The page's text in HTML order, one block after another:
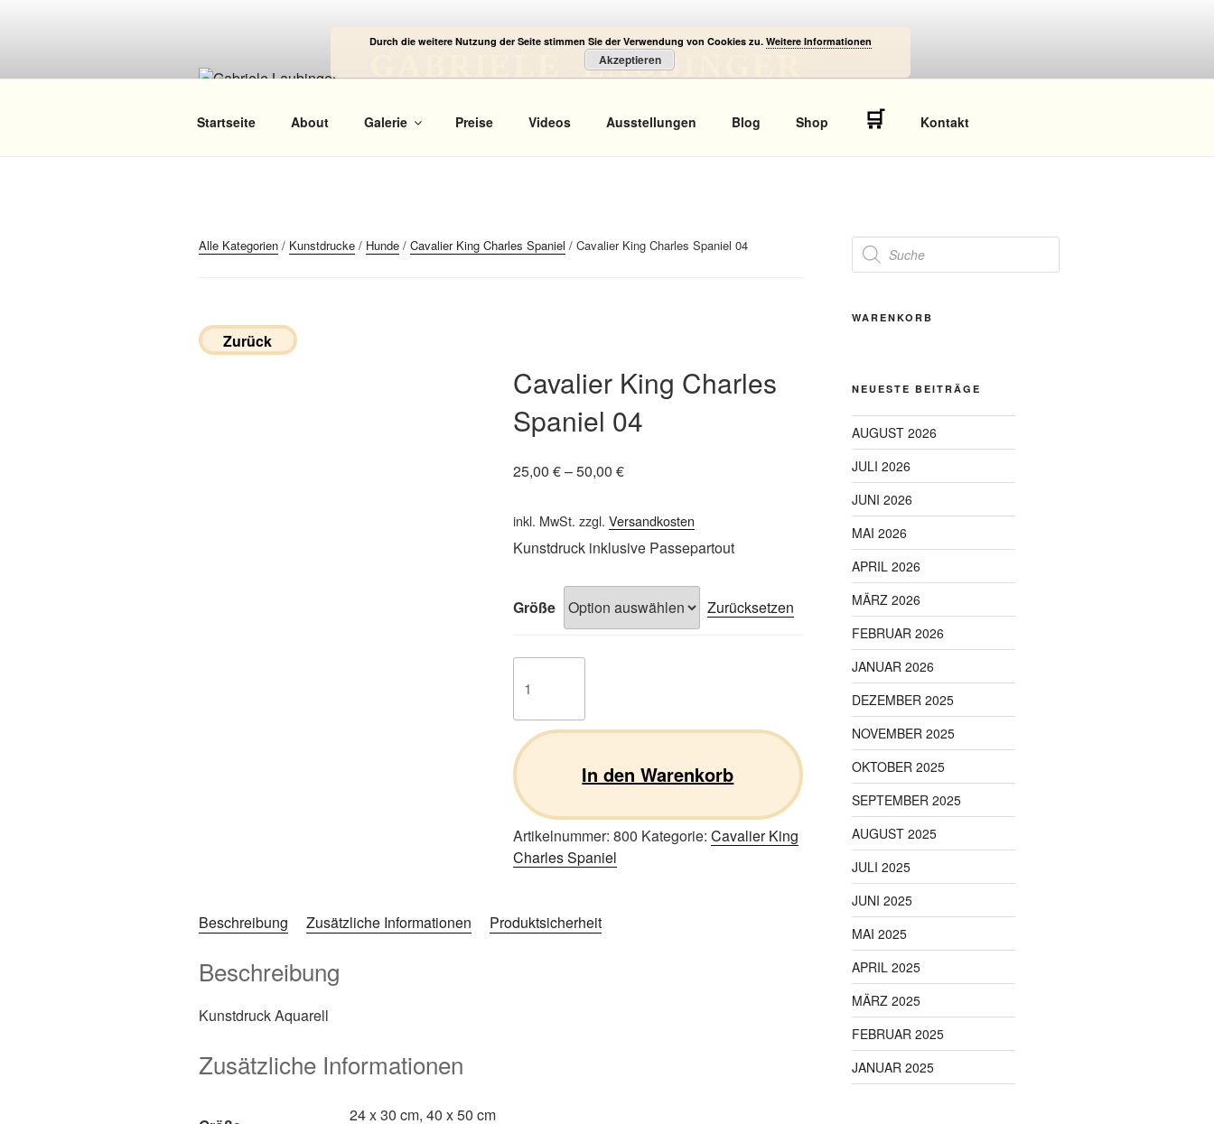
GABRIELE LAUBINGER
Startseite About Galerie Preise Videos Ausstellungen Blog Shop 🛒 Kontakt
Alle Kategorien / Kunstdrucke / Hunde / Cavalier King Charles Spaniel / Cavalier King Charles Spaniel 04
Zurück
Cavalier King Charles
Spaniel 04
25,00 €–50,00 €
inkl. MwSt. zzgl. Versandkosten
Kunstdruck inklusive Passepartout
Größe Zurücksetzen
King
Spaniel
04
Menge
In den Warenkorb
Artikelnummer: 800 Kategorie: Cavalier King
Charles Spaniel
Beschreibung Zusätzliche Informationen Produktsicherheit
Beschreibung
Kunstdruck Aquarell
Zusätzliche Informationen
24 x 30 cm, 40 x 50 cm
Products
search
WARENKORB
NEUESTE BEITRÄGE
AUGUST 2026
JULI 2026
JUNI 2026
MAI 2026
APRIL 2026
MÄRZ 2026
FEBRUAR 2026
JANUAR 2026
DEZEMBER 2025
NOVEMBER 2025
OKTOBER 2025
SEPTEMBER 2025
AUGUST 2025
JULI 2025
JUNI 2025
MAI 2025
APRIL 2025
MÄRZ 2025
FEBRUAR 2025
JANUAR 2025
Durch die weitere Nutzung der Seite stimmen Sie der Verwendung von Cookies zu. Weitere Informationen
Akzeptieren